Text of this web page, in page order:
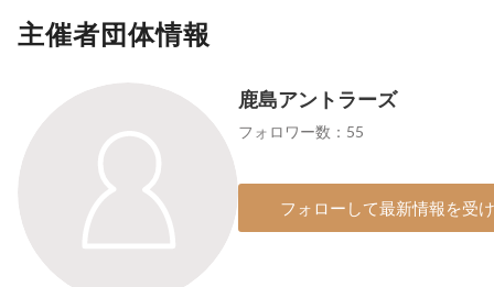
主催者団体情報
鹿島アントラーズ
フォロワー数：55
フォローして最新情報を受